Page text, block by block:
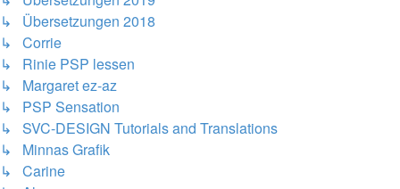
↳ Übersetzungen 2018
↳ Corrie
↳ Rinie PSP lessen
↳ Margaret ez-az
↳ PSP Sensation
↳ SVC-DESIGN Tutorials and Translations
↳ Minnas Grafik
↳ Carine